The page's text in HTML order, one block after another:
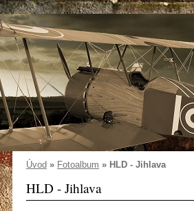
Úvod » Fotoalbum » HLD - Jihlava
HLD - Jihlava